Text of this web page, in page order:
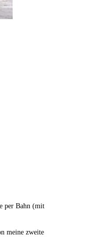
per Bahn (mit
meine zweite